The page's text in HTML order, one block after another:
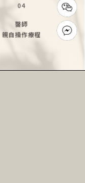
04
醫師
親自操作療程